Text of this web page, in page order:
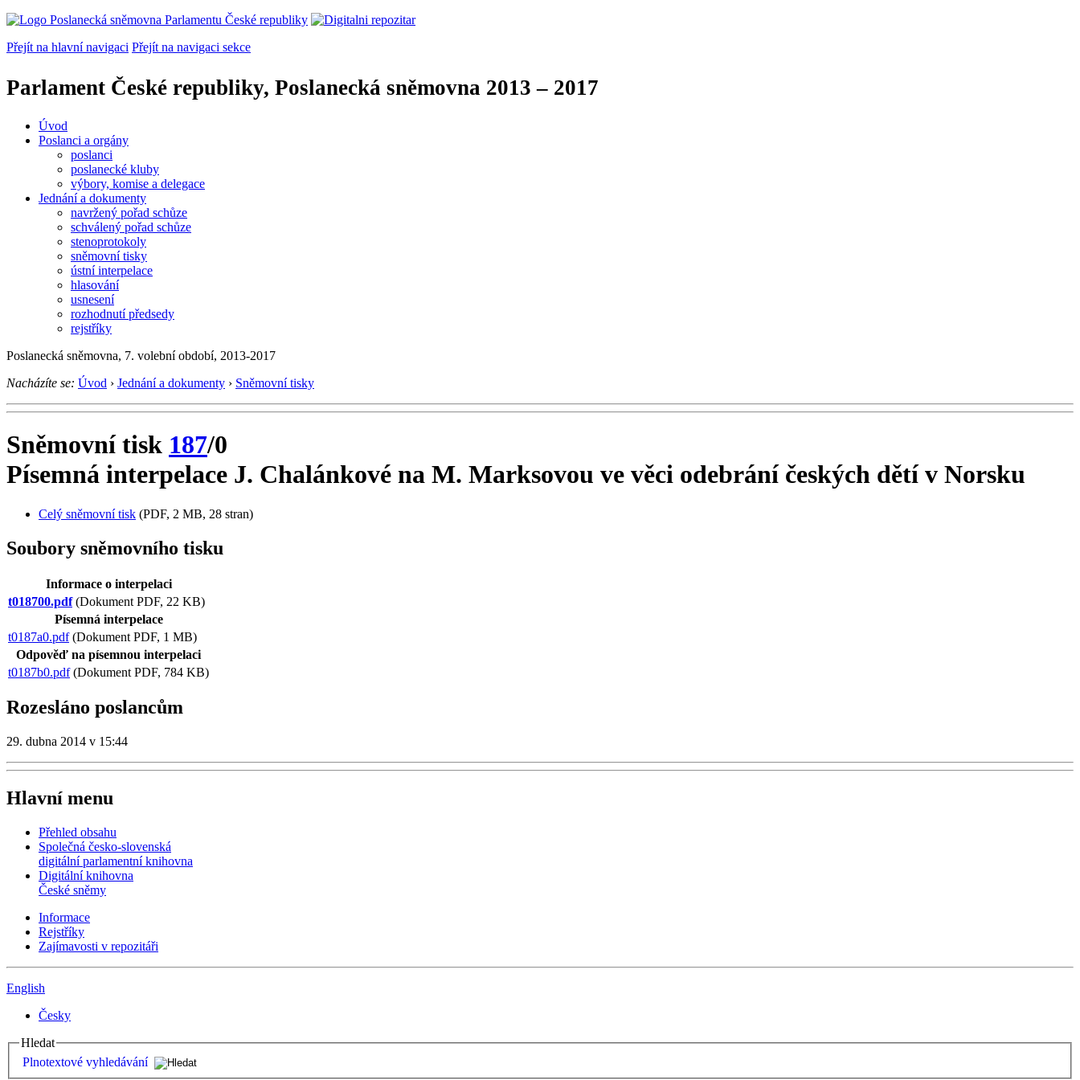
Přejít na hlavní navigaci Přejít na navigaci sekce
Parlament České republiky, Poslanecká sněmovna 2013 – 2017
Úvod
Poslanci a orgány
poslanci
poslanecké kluby
výbory, komise a delegace
Jednání a dokumenty
navržený pořad schůze
schválený pořad schůze
stenoprotokoly
sněmovní tisky
ústní interpelace
hlasování
usnesení
rozhodnutí předsedy
rejstříky
Poslanecká sněmovna, 7. volební období, 2013-2017
Nacházíte se: Úvod › Jednání a dokumenty › Sněmovní tisky
Sněmovní tisk 187/0
Písemná interpelace J. Chalánkové na M. Marksovou ve věci odebrání českých dětí v Norsku
Celý sněmovní tisk (PDF, 2 MB, 28 stran)
Soubory sněmovního tisku
Informace o interpelaci
t018700.pdf(Dokument PDF, 22 KB)
Písemná interpelace
t0187a0.pdf(Dokument PDF, 1 MB)
Odpověď na písemnou interpelaci
t0187b0.pdf(Dokument PDF, 784 KB)
Rozesláno poslancům
29. dubna 2014 v 15:44
Hlavní menu
Přehled obsahu
Společná česko-slovenská
digitální parlamentní knihovna
Digitální knihovna
České sněmy
Informace
Rejstříky
Zajímavosti v repozitáři
English
Česky
Hledat
Plnotextové vyhledávání